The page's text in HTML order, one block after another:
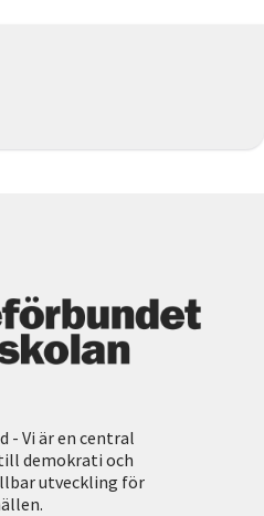
- Vi är en central
demokrati och
utveckling för